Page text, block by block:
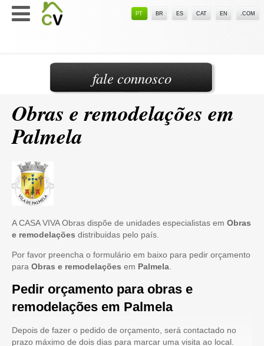
PT BR ES CAT EN .COM
Obras e remodelações em
Palmela
A CASA VIVA Obras dispõe de unidades especialistas em Obras
e remodelações distribuidas pelo país.
Por favor preencha o formulário em baixo para pedir orçamento
para Obras e remodelações em Palmela
Pedir orçamento para obras e
remodelações em Palmela
Depois de fazer o pedido de orçamento, será contactado no
prazo máximo de dois dias para marcar uma visita ao local.
fale connosco